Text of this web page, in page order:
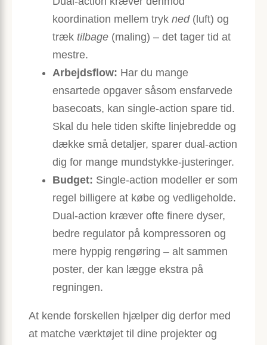
koordination mellem tryk ned(luft) og
træk tilbage (maling) – det tager tid at
mestre.
Arbejdsflow: Har du mange
ensartede opgaver såsom ensfarvede
basecoats, kan single-action spare tid.
Skal du hele tiden skifte linjebredde og
dække små detaljer, sparer dual-action
dig for mange mundstykke-justeringer.
Budget: Single-action modeller er som
regel billigere at købe og vedligeholde.
Dual-action kræver ofte finere dyser,
bedre regulator på kompressoren og
mere hyppig rengøring – alt sammen
poster, der kan lægge ekstra på
regningen.
At kende forskellen hjælper dig derfor med
at matche værktøjet til dine projekter og